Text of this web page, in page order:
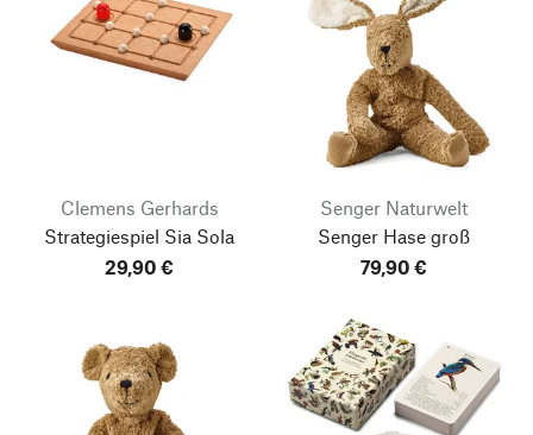
Clemens Gerhards
Strategiespiel Sia Sola
29,90 €
Senger Naturwelt
Senger Hase groß
79,90 €